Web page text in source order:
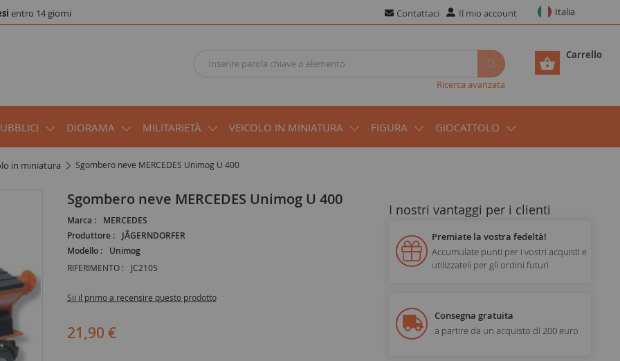
entro 14 giorni Contattaci Il mio account Italia
Carrello
Ricerca avanzata
DIORAMA MILITARIETÀ VEICOLO IN MINIATURA FIGURA GIOCATTOLO
in miniatura Sgombero neve MERCEDES Unimog U 400
Sgombero neve MERCEDES Unimog U 400
Marca :
MERCEDES
Produttore :
JÃGERNDORFER
Modello :
Unimog
RIFERIMENTO : JC2105
Sii il primo a recensire questo prodotto
21,90 €
I nostri vantaggi per i clienti
Premiate la vostra fedeltà!
Accumulate punti per i vostri acquisti e
utilizzateli per gli ordini futuri
Consegna gratuita
a partire da un acquisto di 200 euro